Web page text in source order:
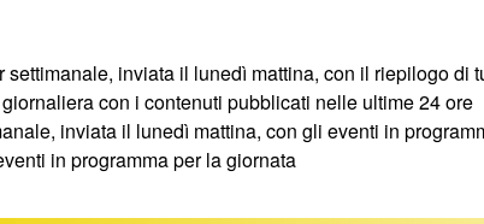
settimanale, inviata il lunedì mattina, con il riepilogo
con i contenuti pubblicati nelle ultime 24 ore
inviata il lunedì mattina, con gli eventi in
in programma per la giornata